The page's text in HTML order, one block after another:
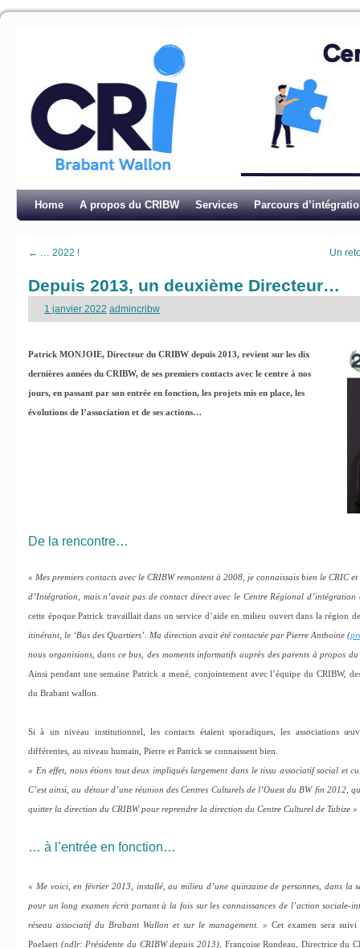
Home A propos du CRIBW Services Parcours
← … 2022 ! Un
Depuis 2013, un deuxième Directeur…
1 janvier 2022 admincribw
Patrick MONJOIE, Directeur du CRIBW depuis 2013, revient sur les dix
dernières années du CRIBW, de ses premiers contacts avec le centre à nos
jours, en passant par son entrée en fonction, les projets mis en place, les
évolutions de l’association et de ses actions…
De la rencontre…
« Mes premiers contacts avec le CRIBW remontent à 2008, je connaissais bien le CRIC
d’Intégration, mais n’avait pas de contact direct avec le Centre Régional
cette époque Patrick travaillait dans un service d’aide en milieu ouvert dans la région
itinérant, le ‘Bus des Quartiers’. Ma direction avait été contactée par Pierre Anthoine (
nous organisions, dans ce bus, des moments informatifs auprès des parents à propos
Ainsi pendant une semaine Patrick a mené, conjointement avec l’équipe du CRIBW,
du Brabant wallon.
Si à un niveau institutionnel, les contacts étaient sporadiques, les associations
différentes, au niveau humain, Pierre et Patrick se connaissent bien.
« En effet, nous étions tout deux impliqués largement dans le tissu associatif social et
C’est ainsi, au détour d’une réunion des Centres Culturels de l’Ouest du BW fin 2012,
quitter la direction du CRIBW pour reprendre la direction du Centre Culturel de Tubize »
… à l’entrée en fonction…
« Me voici, en février 2013, installé, au milieu d’une quinzaine de personnes, dans la
pour un long examen écrit portant à la fois sur les connaissances de l’action sociale-
réseau associatif du Brabant Wallon et sur le management.
» Cet examen sera
Poelaert (ndlr: Présidente du CRIBW depuis 2013), Françoise Rondeau, Directrice du